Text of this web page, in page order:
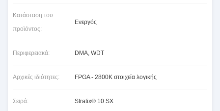
Κατάσταση του
προϊόντος:
Ενεργός
Περιφερειακά: DMA, WDT
Αρχικές ιδιότητες: FPGA - 2800K στοιχεία λογικής
Σειρά: Stratix® 10 SX